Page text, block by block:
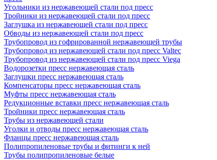
Угольники из нержавеющей стали под пресс
Тройники из нержавеющей стали под пресс
Заглушка из нержавеющей стали под пресс
Обводы из нержавеющей стали под пресс
Трубопровод из гофрированной нержавеющей трубы
Трубопровод из нержавеющей стали под пресс Valtec
Трубопровод из нержавеющей стали под пресс Viega
Водорозетки пресс нержавеющая сталь
Заглушки пресс нержавеющая сталь
Компенсаторы пресс нержавеющая сталь
Муфты пресс нержавеющая сталь
Редукционные вставки пресс нержавеющая сталь
Тройники пресс нержавеющая сталь
Трубы из нержавеющей стали
Уголки и отводы пресс нержавеющая сталь
Фланцы пресс нержавеющая сталь
Полипропиленовые трубы и фитинги к ней
Трубы полипропиленовые белые